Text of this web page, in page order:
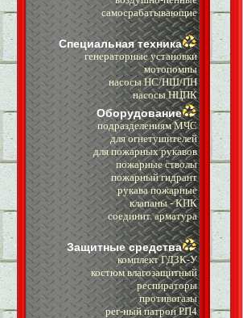
самосрабатывающие
Специальная техника
генераторные установки
мотопомпы
насосы НС/НШ/ПН
насосы НЦПК
Оборудование
подразделениям МЧС
для огнетушителей
для пожарных рукавов
пожарные стволы
пожарный гидрант
рукава пожарные
клапаны - КПК
cоединит. арматура
Защитные средства
комплект ГДЗК-У
костюм влагозащитный
респираторы
противогазы
рег-ный патрон РП4